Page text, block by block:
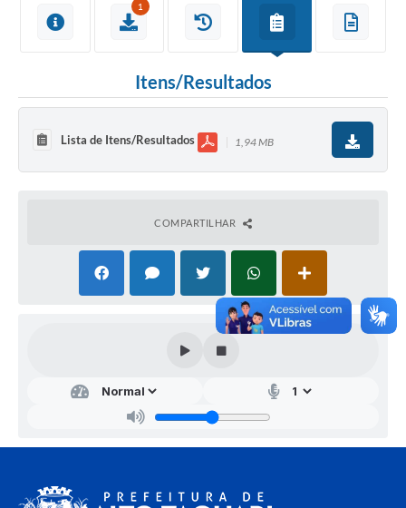
1
Itens/Resultados
Lista de Itens/Resultados 1,94 MB
COMPARTILHAR